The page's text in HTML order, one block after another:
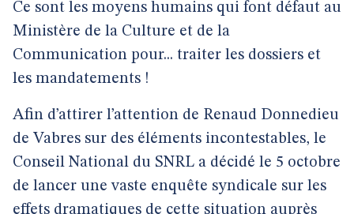
Ce sont les moyens humains qui font défaut au
Ministère de la Culture et de la
Communication pour... traiter les dossiers et
les mandatements !
Afin d’attirer l’attention de Renaud Donnedieu
de Vabres sur des éléments incontestables, le
Conseil National du SNRL a décidé le 5 octobre
de lancer une vaste enquête syndicale sur les
effets dramatiques de cette situation auprès